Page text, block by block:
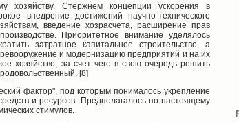
хозяйству. Стержнем концепции ускорения в
внедрение достижений научно-технического
введение хозрасчета, расширение прав
Приоритетное внимание уделялось
затратное капитальное строительство, а
и модернизацию предприятий и на их
хозяйство, за счет чего в свою очередь решить
[8]
фактор", под которым понималось укрепление
и ресурсов. Предполагалось по-настоящему
стимулов.